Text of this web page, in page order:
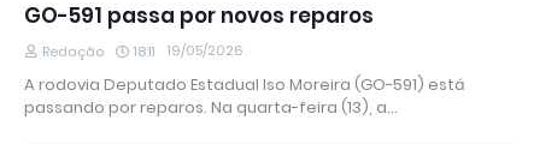
GO-591 passa por novos reparos
Redação 18:11 19/05/2026
A rodovia Deputado Estadual Iso Moreira (GO-591) está
passando por reparos. Na quarta-feira (13), a…